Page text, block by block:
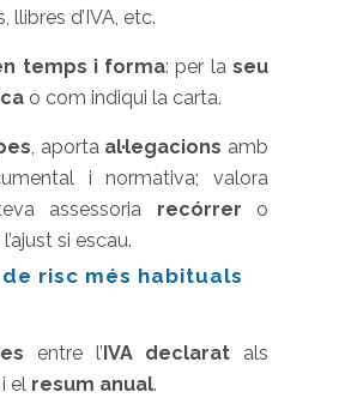
llibres d’IVA, etc.
temps i forma: per laseu
o com indiqui la carta.
, aporta al·legacions amb
i normativa; valora
assessoria recórrer o
l’ajust si escau.
risc més habituals
entre l’ IVA declarat als
el resum anual.